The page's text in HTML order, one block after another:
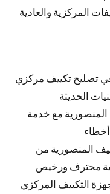
المركزية والعادية
تصليح تكييف مركزي
الحديثة
مع خدمة
المنصورية من
محترف ورخيص
التكييف المركزي